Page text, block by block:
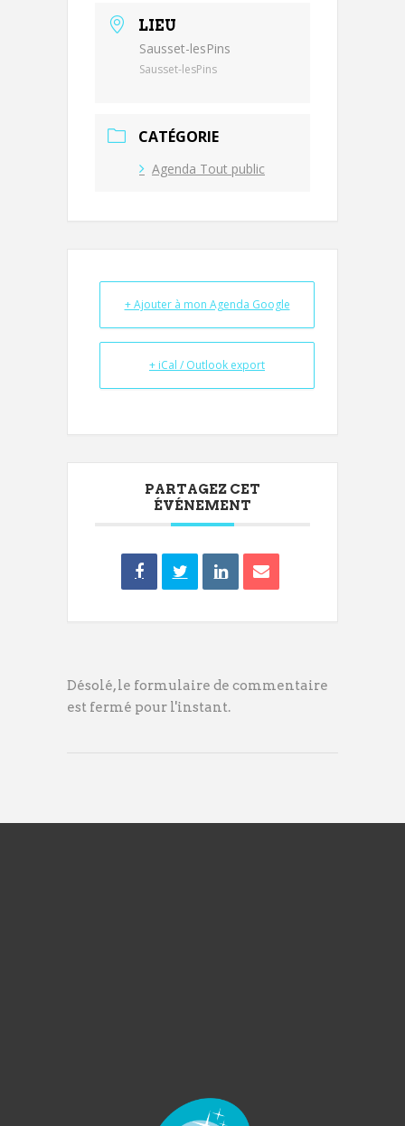
LIEU
Sausset-lesPins
Sausset-lesPins
CATÉGORIE
Agenda Tout public
+ Ajouter à mon Agenda Google
+ iCal / Outlook export
PARTAGEZ CET
ÉVÉNEMENT
Désolé, le formulaire de commentaire
est fermé pour l'instant.